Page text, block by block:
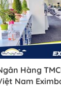
Hàng
Nam